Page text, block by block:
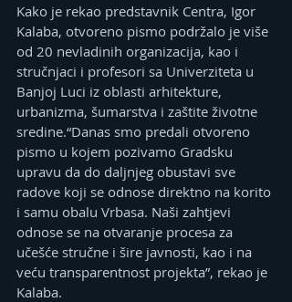
Kako je rekao predstavnik Centra, Igor
Kalaba, otvoreno pismo podržalo je više
od 20 nevladinih organizacija, kao i
stručnjaci i profesori sa Univerziteta u
Banjoj Luci iz oblasti arhitekture,
urbanizma, šumarstva i zaštite životne
sredine.“Danas smo predali otvoreno
pismo u kojem pozivamo Gradsku
upravu da do daljnjeg obustavi sve
radove koji se odnose direktno na korito
i samu obalu Vrbasa. Naši zahtjevi
odnose se na otvaranje procesa za
učešće stručne i šire javnosti, kao i na
veću transparentnost projekta”, rekao je
Kalaba.